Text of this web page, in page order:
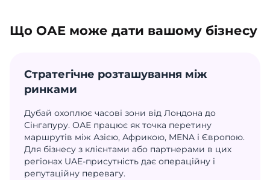
Що ОАЕ може дати вашому бізнесу
Стратегічне розташування між
ринками
Дубай охоплює часові зони від Лондона до
Сінгапуру. ОАЕ працює як точка перетину
маршрутів між Азією, Африкою, MENA і Європою.
Для бізнесу з клієнтами або партнерами в цих
регіонах UAE-присутність дає операційну і
репутаційну перевагу.